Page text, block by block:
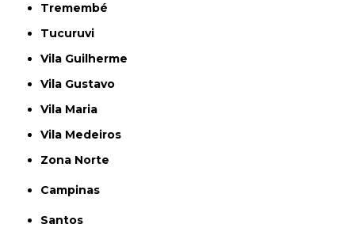
Tremembé
Tucuruvi
Vila Guilherme
Vila Gustavo
Vila Maria
Vila Medeiros
Zona Norte
Campinas
Santos